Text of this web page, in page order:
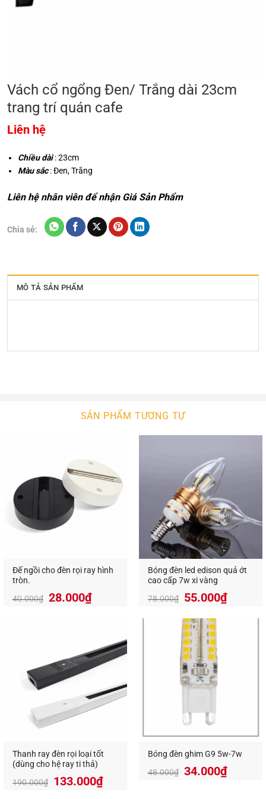
Vách cổ ngổng Đen/ Trắng dài 23cm
trang trí quán cafe
Liên hệ
Chiều dài: 23cm
Màu sắc: Đen, Trắng
Liên hệ nhân viên để nhận Giá Sản Phẩm
Chia sẻ:
MÔ TẢ SẢN PHẨM
SẢN PHẨM TƯƠNG TỰ
Đế ngồi cho đèn rọi ray hình
tròn.
40.000₫ 28.000₫
Bóng đèn led edison quả ớt
cao cấp 7w xi vàng
78.000₫
Giá
là:
78.000₫.
55.000₫Giá
hiện
Thanh ray đèn rọi loại tốt
(dùng cho hệ ray ti thả)
190.000₫ 133.000₫
Bóng đèn ghim G9 5w-7w
48.000₫ 34.000₫